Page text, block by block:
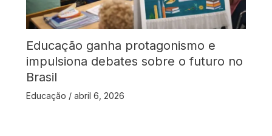
Educação ganha protagonismo e
impulsiona debates sobre o futuro no
Brasil
Educação / abril 6, 2026